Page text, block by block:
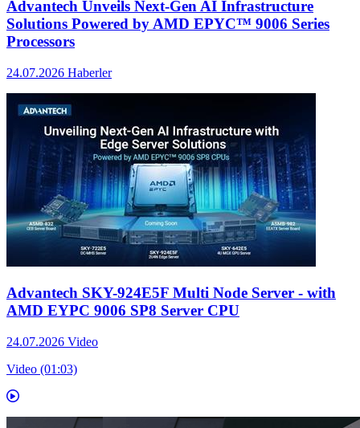
Advantech Unveils Next-Gen AI Infrastructure
Solutions Powered by AMD EPYC™ 9006 Series
Processors
24.07.2026 Haberler
Advantech SKY-924E5F Multi Node Server - with
AMD EYPC 9006 SP8 Server CPU
24.07.2026 Video
Video (01:03)